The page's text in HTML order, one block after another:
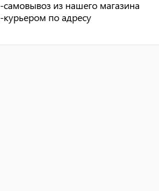
-самовывоз из нашего магазина
-курьером по адресу